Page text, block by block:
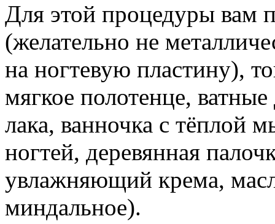
Для этой процедуры вам
(желательно не
на ногтевую пластину),
мягкое полотенце,
лака, ванночка с тёплой
ногтей, деревянная
увлажняющий крема,
миндальное).